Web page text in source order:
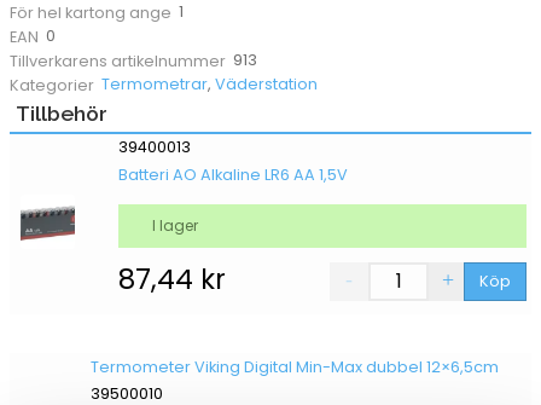
För hel kartong ange 1
EAN 0
Tillverkarens artikelnummer 913
Kategorier Termometrar,Väderstation
Tillbehör
39400013
Batteri AO Alkaline LR6 AA 1,5V
87,44 kr Köp
I lager
Termometer Viking Digital Min-Max dubbel 12×6,5cm
39500010